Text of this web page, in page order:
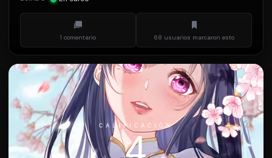
1 comentario 68 usuarios marcaron esto
CALIFICACIÓN